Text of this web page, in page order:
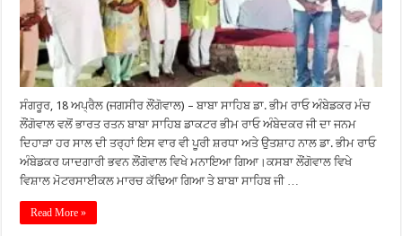
ਸੰਗਰੂਰ, 18 ਅਪ੍ਰੈਲ (ਜਗਸੀਰ ਲੌਂਗੋਵਾਲ) – ਬਾਬਾ ਸਾਹਿਬ ਡਾ. ਭੀਮ ਰਾਓ ਅੰਬੇਡਕਰ ਮੰਚ
ਲੌਂਗੋਵਾਲ ਵਲੋਂ ਭਾਰਤ ਰਤਨ ਬਾਬਾ ਸਾਹਿਬ ਡਾਕਟਰ ਭੀਮ ਰਾਓ ਅੰਬੇਦਕਰ ਜੀ ਦਾ ਜਨਮ
ਦਿਹਾੜਾ ਹਰ ਸਾਲ ਦੀ ਤਰ੍ਹਾਂ ਇਸ ਵਾਰ ਵੀ ਪੂਰੀ ਸ਼ਰਧਾ ਅਤੇ ਉਤਸ਼ਾਹ ਨਾਲ ਡਾ. ਭੀਮ ਰਾਓ
ਅੰਬੇਡਕਰ ਯਾਦਗਾਰੀ ਭਵਨ ਲੌਂਗੋਵਾਲ ਵਿਖੇ ਮਨਾਇਆ ਗਿਆ।ਕਸਬਾ ਲੌਂਗੋਵਾਲ ਵਿਖੇ
ਵਿਸ਼ਾਲ ਮੋਟਰਸਾਈਕਲ ਮਾਰਚ ਕੱਢਿਆ ਗਿਆ ਤੇ ਬਾਬਾ ਸਾਹਿਬ ਜੀ …
Read More »